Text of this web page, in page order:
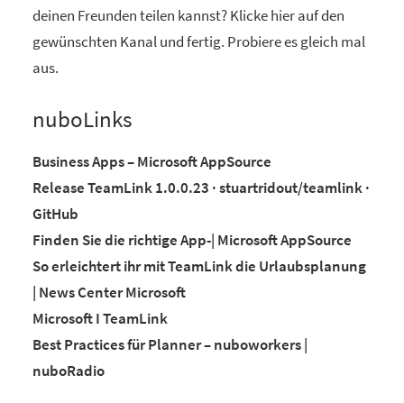
deinen Freunden teilen kannst? Klicke hier auf den
gewünschten Kanal und fertig. Probiere es gleich mal
aus.
nuboLinks
Business Apps – Microsoft AppSource
Release TeamLink 1.0.0.23 · stuartridout/teamlink ·
GitHub
Finden Sie die richtige App-| Microsoft AppSource
So erleichtert ihr mit TeamLink die Urlaubsplanung
| News Center Microsoft
Microsoft I TeamLink
Best Practices für Planner – nuboworkers |
nuboRadio